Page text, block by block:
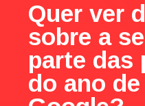
Quer ver
sobre a
parte das
do ano